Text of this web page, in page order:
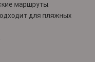
маршруты.
для пляжных